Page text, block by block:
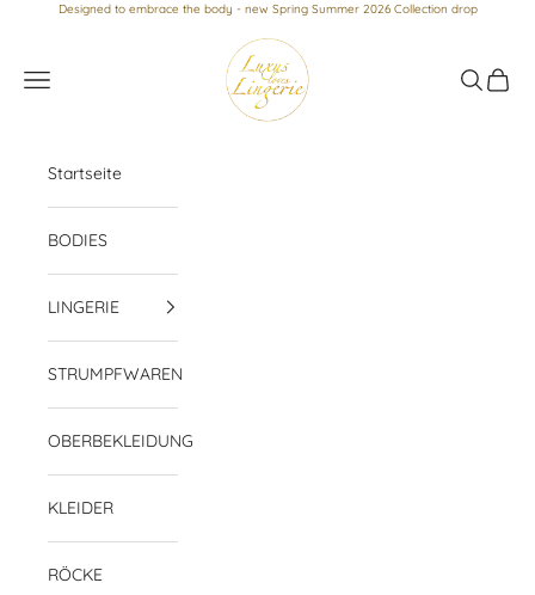
Zum Inhalt springen
Designed to embrace the body - new Spring Summer 2026 Collection drop
Luxus loves Lingerie
Menü
Suchen
Startseite
BODIES
LINGERIE
STRUMPFWAREN
OBERBEKLEIDUNG
KLEIDER
RÖCKE